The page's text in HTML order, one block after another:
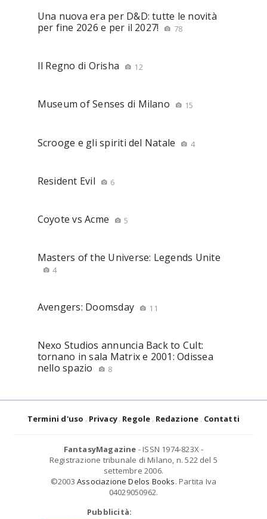
Una nuova era per D&D: tutte le novità
per fine 2026 e per il 2027!
78
Il Regno di Orisha 12
Museum of Senses di Milano 15
Scrooge e gli spiriti del Natale 4
Resident Evil 6
Coyote vs Acme 5
Masters of the Universe: Legends Unite
4
Avengers: Doomsday 11
Nexo Studios annuncia Back to Cult:
tornano in sala Matrix e 2001: Odissea
nello spazio
8
Termini d'uso Privacy Regole Redazione Contatti
FantasyMagazine - ISSN 1974-823X -
Registrazione tribunale di Milano, n. 522 del 5
settembre 2006.
©2003 Associazione Delos Books. Partita Iva
04029050962.
Pubblicità: